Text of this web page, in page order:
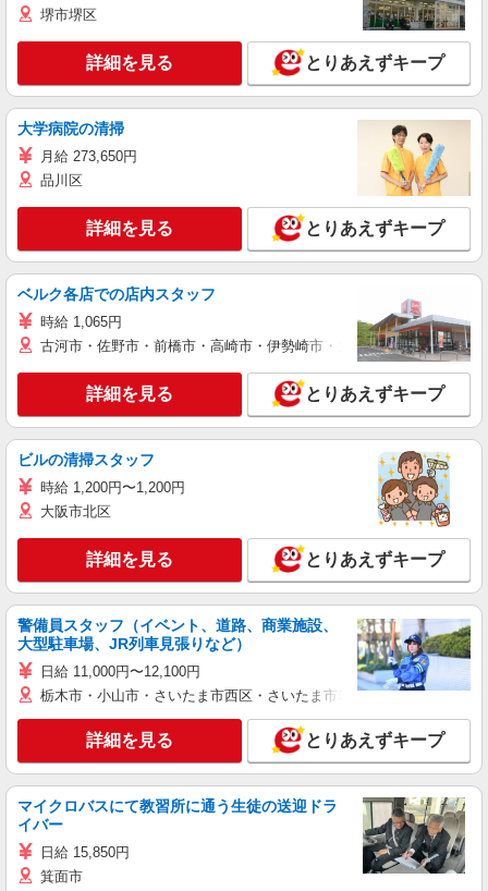
堺市堺区
詳細を見る とりあえずキープ
大学病院の清掃
月給 273,650円
品川区
詳細を見る とりあえずキープ
ベルク各店での店内スタッフ
時給 1,065円
古河市・佐野市・前橋市・高崎市・伊勢崎市・太田市・館林市・藤
詳細を見る とりあえずキープ
ビルの清掃スタッフ
時給 1,200円〜1,200円
大阪市北区
詳細を見る とりあえずキープ
警備員スタッフ（イベント、道路、商業施設、
大型駐車場、JR列車見張りなど）
日給 11,000円〜12,100円
栃木市・小山市・さいたま市西区・さいたま市岩槻区・久喜市・蓮田
詳細を見る とりあえずキープ
マイクロバスにて教習所に通う生徒の送迎ドラ
イバー
日給 15,850円
箕面市